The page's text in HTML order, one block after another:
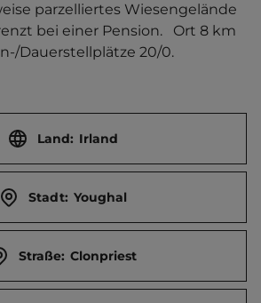
parzelliertes Wiesengelände
bei einer Pension.   Ort 8 km
Dauerstellplätze 20/0.
Land: Irland
Stadt: Youghal
Straße: Clonpriest